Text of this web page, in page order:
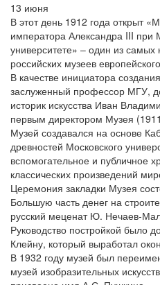
13 июня
В этот день 1912 года открыт
императора Александра III при
университете» – один из самых
российских музеев
В качестве инициатора
заслуженный профессор МГУ,
историк искусства Иван
первым директором Музея
Музей создавался на основе
древностей Московского
вспомогательное и публичное
классических произведений
Церемония закладки Музея
Большую часть денег на
русский меценат Ю. Нечаев-
Руководство постройкой было
Клейну, который выработал
В 1932 году музей был
музей изобразительных